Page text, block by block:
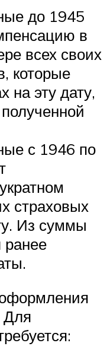
до 1945
в
всех своих
которые
на эту дату,
с 1946 по
страховых
Из суммы
ранее
Для